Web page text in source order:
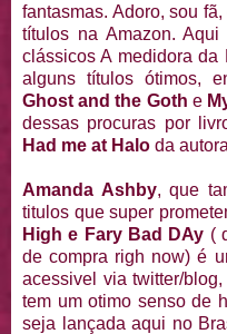
fantasmas. Adoro, sou
títulos na Amazon.
clássicos A medidora da
alguns títulos ótimos,
Ghost and the Goth e
dessas procuras por
Had me at Halo da autora
Amanda Ashby, que
titulos que super
High e Fary Bad DAy (
de compra righ now) é
acessivel via twitter/
tem um otimo senso de
seja lançada aqui no